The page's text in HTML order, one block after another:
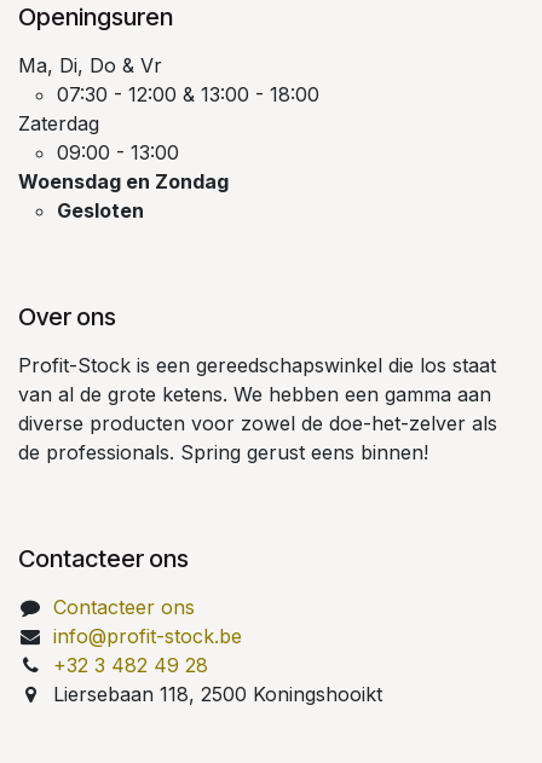
Openingsuren
Ma, Di, Do & Vr
07:30 - 12:00 & 13:00 - 18:00
Zaterdag
09:00 - 13:00
Woensdag en Zondag
Gesloten
Over ons
Profit-Stock is een gereedschapswinkel die los staat
van al de grote ketens. We hebben een gamma aan
diverse producten voor zowel de doe-het-zelver als
de professionals. Spring gerust eens binnen!
Contacteer ons
Contacteer ons
info@profit-stock.be
+32 3 482 49 28
Liersebaan 118, 2500 Koningshooikt